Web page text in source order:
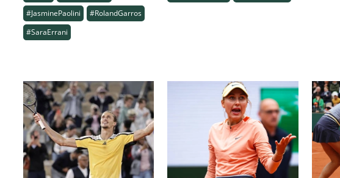
#JasminePaolini
#RolandGarros
#SaraErrani